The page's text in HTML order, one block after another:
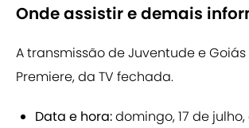
Onde assistir e demais
A transmissão de Juventude e
Premiere, da TV fechada.
Data e hora:domingo, 17 de julho,